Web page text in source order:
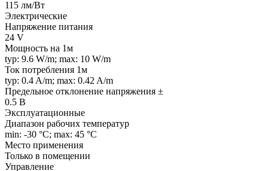
115 лм/Вт
Электрические
Напряжение питания
24 V
Мощность на 1м
typ: 9.6 W/m; max: 10 W/m
Ток потребления 1м
typ: 0.4 A/m; max: 0.42 A/m
Предельное отклонение напряжения ±
0.5 В
Эксплуатационные
Диапазон рабочих температур
min: -30 °C; max: 45 °C
Место применения
Только в помещении
Управление